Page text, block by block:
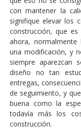
con mantener la
signifique elevar los
construcción, que
ahora,
una modificación, y
siempre aparezcan
diseño no tan
entregas,
de seguimiento, y
buena como la
todavía más los
construcción.